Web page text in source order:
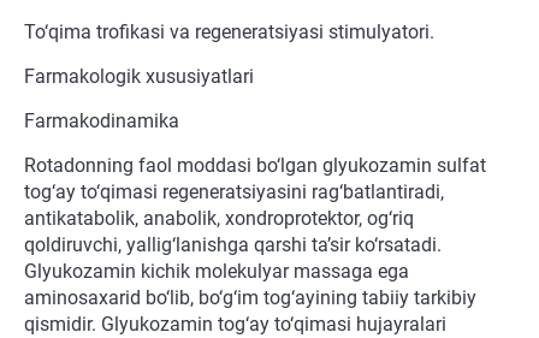
To‘qima trofikasi va regeneratsiyasi stimulyatori.
Farmakologik xususiyatlari
Farmakodinamika
Rotadonning faol moddasi bo‘lgan glyukozamin sulfat
tog‘ay to‘qimasi regeneratsiyasini rag‘batlantiradi,
antikatabolik, anabolik, xondroprotektor, og‘riq
qoldiruvchi, yallig‘lanishga qarshi ta’sir ko‘rsatadi.
Glyukozamin kichik molekulyar massaga ega
aminosaxarid bo‘lib, bo‘g‘im tog‘ayining tabiiy tarkibiy
qismidir. Glyukozamin tog‘ay to‘qimasi hujayralari